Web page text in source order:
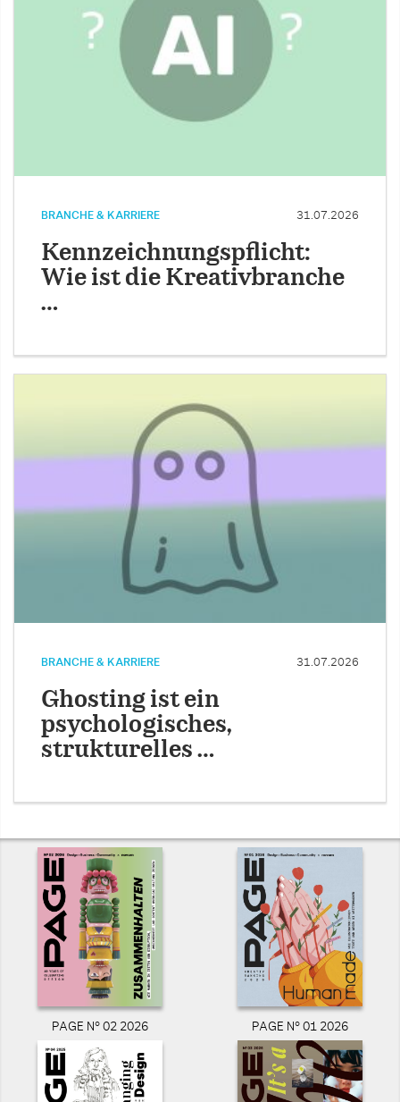
BRANCHE & KARRIERE 31.07.2026
Kennzeichnungspflicht:
Wie ist die Kreativbranche
…
BRANCHE & KARRIERE 31.07.2026
Ghosting ist ein
psychologisches,
strukturelles …
PAGE N° 02 2026 PAGE N° 01 2026